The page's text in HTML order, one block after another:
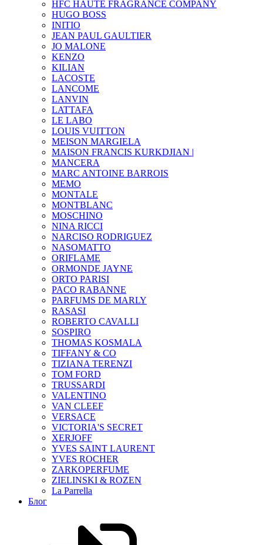
HFC HAUTE FRAGRANCE COMPANY
HUGO BOSS
INITIO
JEAN PAUL GAULTIER
JO MALONE
KENZO
KILIAN
LACOSTE
LANCOME
LANVIN
LATTAFA
LE LABO
LOUIS VUITTON
MEISON MARGIELA
MAISON FRANCIS KURKDJIAN |
MANCERA
MARC ANTOINE BARROIS
MEMO
MONTALE
MONTBLANC
MOSCHINO
NINA RICCI
NARCISO RODRIGUEZ
NASOMATTO
ORIFLAME
ORMONDE JAYNE
ORTO PARISI
PACO RABANNE
PARFUMS DE MARLY
RASASI
ROBERTO CAVALLI
SOSPIRO
THOMAS KOSMALA
TIFFANY & CO
TIZIANA TERENZI
TOM FORD
TRUSSARDI
VALENTINO
VAN CLEEF
VERSACE
VICTORIA'S SECRET
XERJOFF
YVES SAINT LAURENT
YVES ROCHER
ZARKOPERFUME
ZIELINSKI & ROZEN
La Parrella
Блог